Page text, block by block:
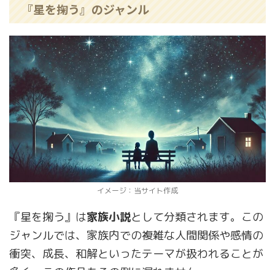
『星を掬う』のジャンル
イメージ：当サイト作成
『星を掬う』は家族小説として分類されます。この
ジャンルでは、家族内での複雑な人間関係や感情の
衝突、成長、和解といったテーマが扱われることが